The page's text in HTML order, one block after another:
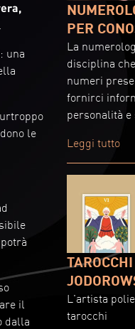
una
le
il
dalla
PER
La
disciplina
numeri
fornirci
personalità
Leggi tutto
L'artista
tarocchi